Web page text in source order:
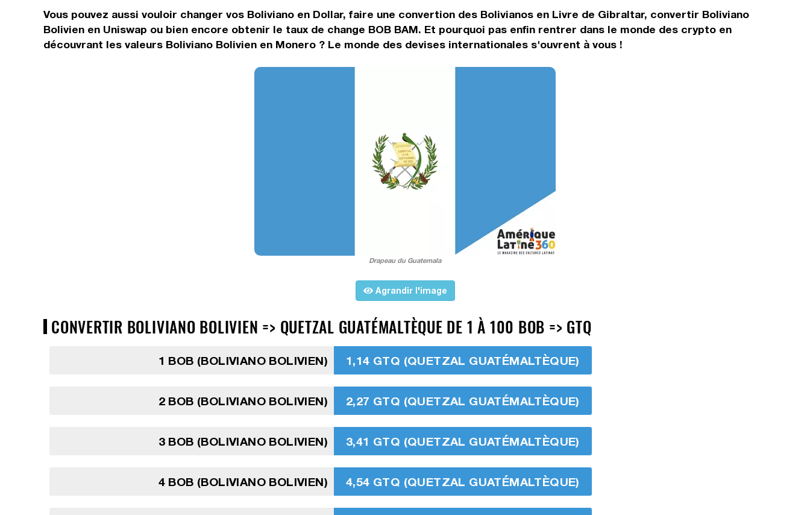
Vous pouvez aussi vouloir changer vos Boliviano en Dollar, faire une convertion des Bolivianos en Livre de Gibraltar, convertir Boliviano
Bolivien en Uniswap ou bien encore obtenir le taux de change BOB BAM. Et pourquoi pas enfin rentrer dans le monde des crypto en
découvrant les valeurs Boliviano Bolivien en Monero ? Le monde des devises internationales s'ouvrent à vous !
Drapeau du Guatemala
Agrandir l'image
CONVERTIR BOLIVIANO BOLIVIEN => QUETZAL GUATÉMALTÈQUE DE 1 À 100 BOB => GTQ
1 BOB (BOLIVIANO BOLIVIEN) 1,14 GTQ (QUETZAL GUATÉMALTÈQUE)
2 BOB (BOLIVIANO BOLIVIEN) 2,27 GTQ (QUETZAL GUATÉMALTÈQUE)
3 BOB (BOLIVIANO BOLIVIEN) 3,41 GTQ (QUETZAL GUATÉMALTÈQUE)
4 BOB (BOLIVIANO BOLIVIEN) 4,54 GTQ (QUETZAL GUATÉMALTÈQUE)